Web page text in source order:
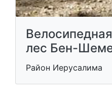
лес Бен-
Район Иерусалима